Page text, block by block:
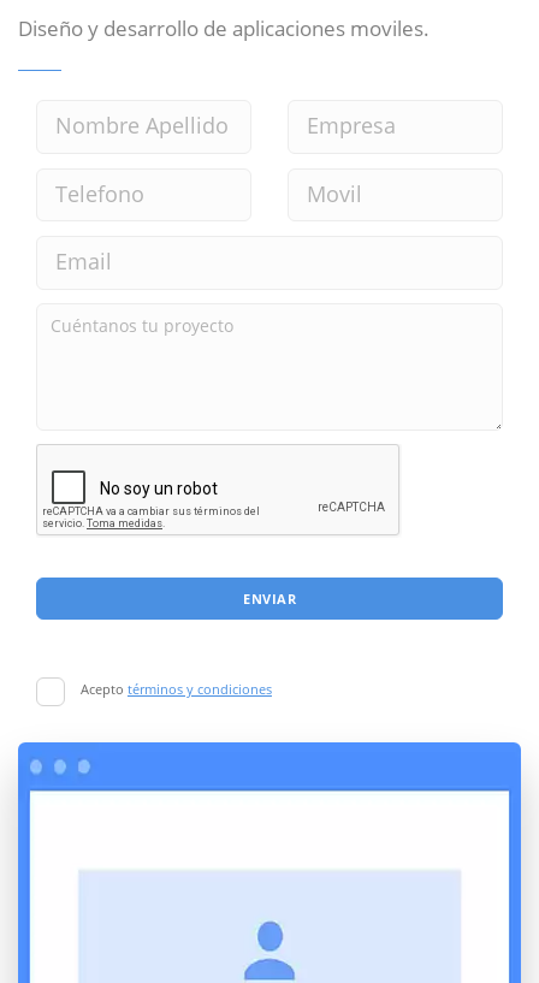
Diseño y desarrollo de aplicaciones moviles.
ENVIAR
Acepto términos y condiciones